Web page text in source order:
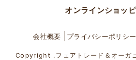
オンラインショッ
会社概要 プライバシーポリシー
Copyright .フェアトレード＆オーガ